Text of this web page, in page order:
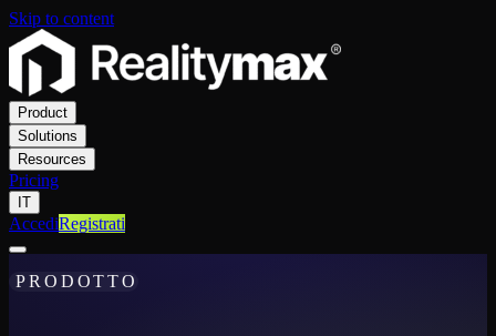
Skip to content
Product
Solutions
Resources
Pricing
IT
AccediRegistrati
PRODOTTO